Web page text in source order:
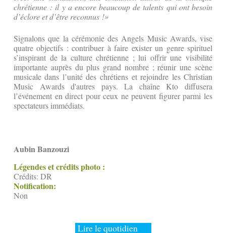
chrétienne : il y a encore beaucoup de talents qui ont besoin
d’éclore et d’être reconnus !»
Signalons que la cérémonie des Angels Music Awards, vise
quatre objectifs : contribuer à faire exister un genre spirituel
s’inspirant de la culture chrétienne ; lui offrir une visibilité
importante auprès du plus grand nombre ; réunir une scène
musicale dans l’unité des chrétiens et rejoindre les Christian
Music Awards d'autres pays. La chaîne Kto diffusera
l’événement en direct pour ceux ne peuvent figurer parmi les
spectateurs immédiats.
Aubin Banzouzi
Légendes et crédits photo :
Crédits: DR
Notification:
Non
Lire le quotidien